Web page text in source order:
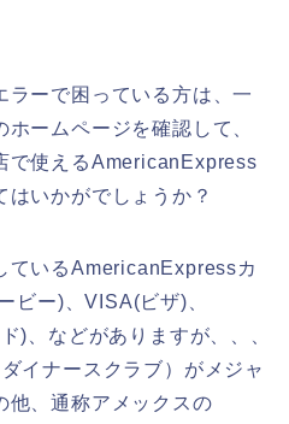
ラーで困っている方は、一
ームページを確認して、
で使えるAmericanExpress
はいかがでしょうか？
ているAmericanExpressカ
ビー)、VISA(ビザ)、
)、などがありますが、、、
イナースクラブ）がメジャ
他、通称アメックスの